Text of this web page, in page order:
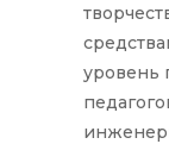
уровень